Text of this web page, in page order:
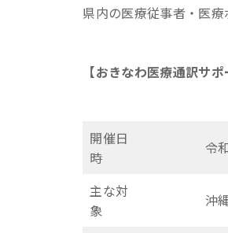
県内の医療従事者・医療
【おきなわ医療通訳サ
開催日
時
令和
主な対
象
沖縄